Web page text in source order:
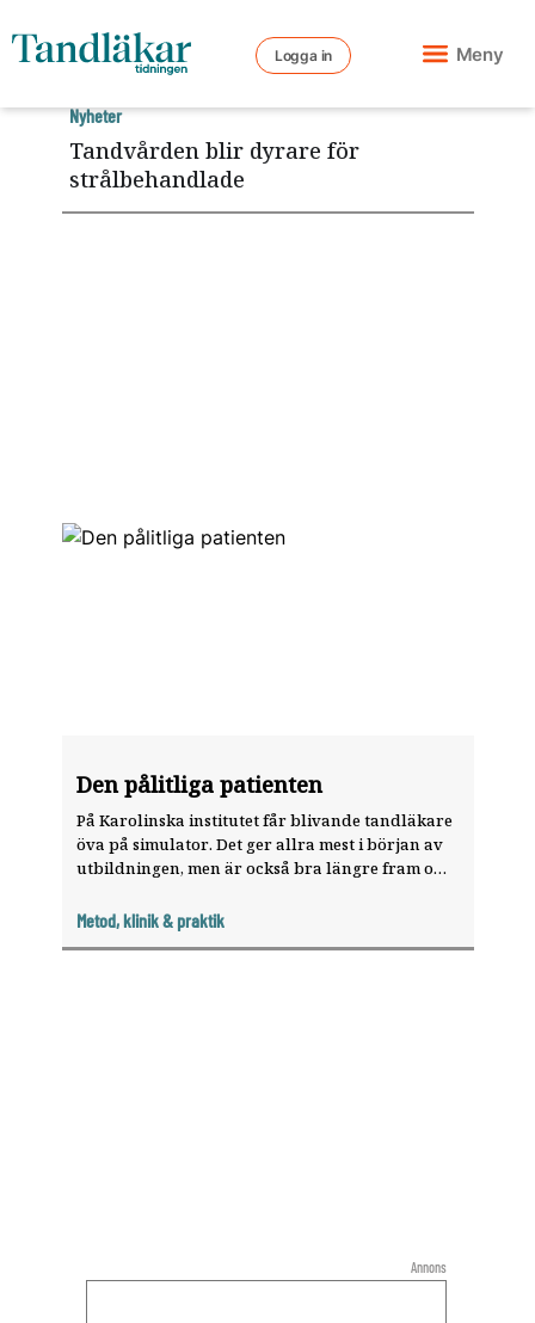
Logga in Meny
Den pålitliga patienten
På Karolinska institutet får blivande tandläkare
öva på simulator. Det ger allra mest i början av
utbildningen, men är också bra längre fram om
Metod, klinik & praktik
Tandvården blir dyrare för
strålbehandlade
Nyheter
Annons